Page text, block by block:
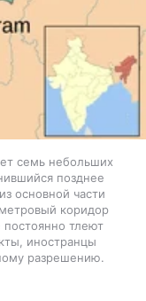
семь небольших
позднее
основной части
коридор
тлеют
иностранцы
разрешению.